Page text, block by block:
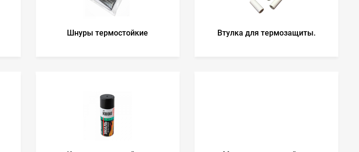
Шнуры термостойкие Втулка для термозащиты.